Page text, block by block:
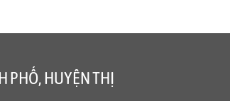
PHỐ, HUYỆN THỊ